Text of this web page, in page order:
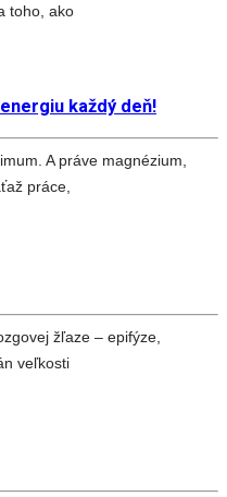
toho, ako
každý deň!
A práve magnézium,
práce,
žľaze – epifýze,
veľkosti